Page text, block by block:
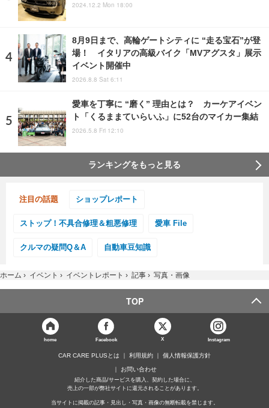
2024.12.2 Mon 18:00
8月9日まで、高輪ゲートシティに “走る宝石”が登
場！ イタリアの高級バイク「MVアグスタ」展示
イベント開催中
2026.8.8 Sat 6:11
愛車を丁寧に “磨く” 理由とは？ カーケアイベン
ト「くるままていらいふ」に52台のマイカー集結
2026.5.8 Fri 12:10
ランキングをもっと見る
注目の話題 ショップレポート
ストップ！不具合修理＆粗悪修理 愛車 File
クルマの疑問Q＆A 自動車豆知識
ホーム › イベント › イベントレポート › 記事 › 写真・画像
TOP
home Facebook X Instagram
CAR CARE PLUSとは 利用規約 個人情報保護方針
お問い合わせ
紹介した商品/サービスを購入、契約した場合に、
売上の一部が弊社サイトに還元されることがあります。
当サイトに掲載の記事・見出し・写真・画像の無断転載を禁じます。